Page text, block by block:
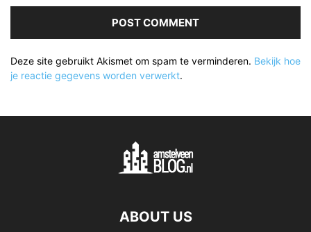
Deze site gebruikt Akismet om spam te verminderen. Bekijk hoe
je reactie gegevens worden verwerkt.
ABOUT US